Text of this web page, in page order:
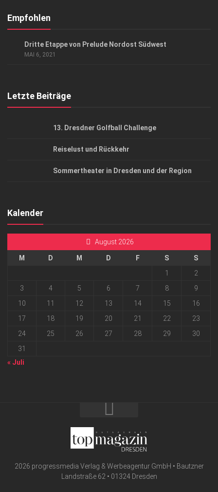
Kontakt, Impressum
Empfohlen
Dritte Etappe von Prelude Nordost Südwest
MAI 6, 2021
Letzte Beiträge
13. Dresdner Golfball Challenge
Reiselust und Rückkehr
Sommertheater in Dresden und der Region
Kalender
August 2026
M D M D F S
S
1
2
3
4 5 6 7 8
9
10
11 12 13 14 15
16
17
18 19 20 21 22
23
24
25 26 27 28 29
30
31
« Juli
2026 progressmedia Verlag & Werbeagentur GmbH • Bautzner
Landstraße 62 • 01324 Dresden